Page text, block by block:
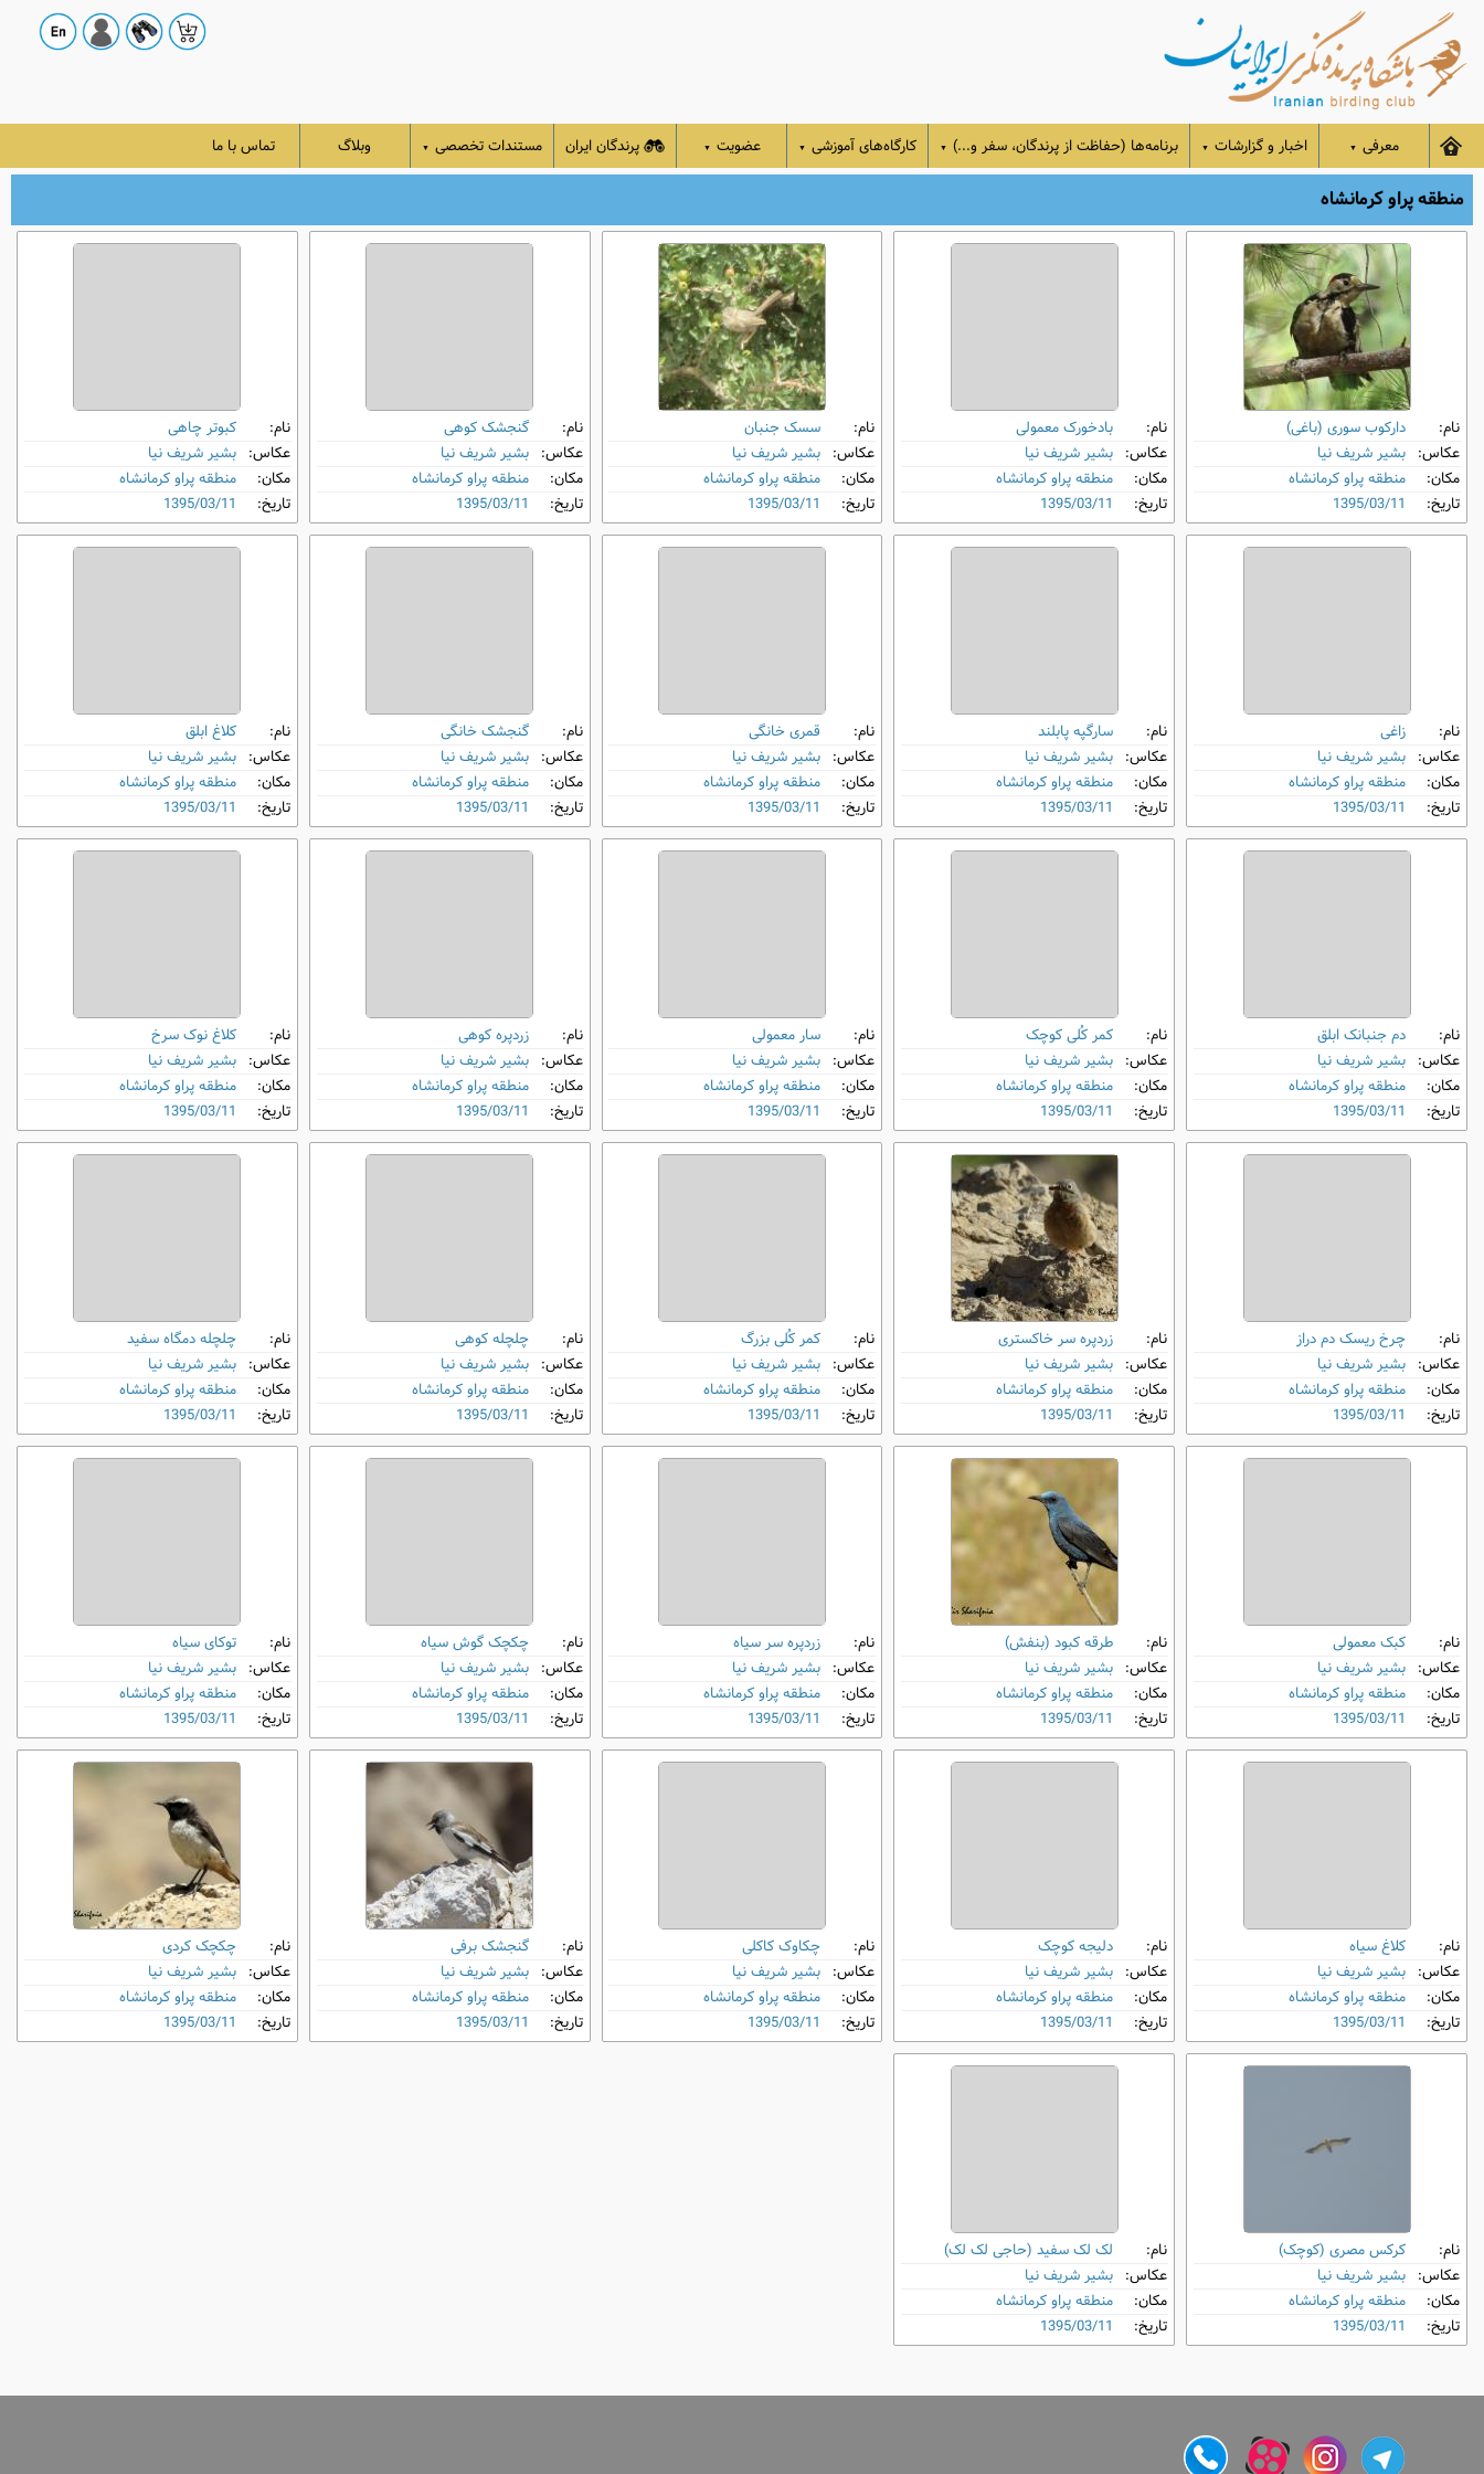
معرفی ▼ اخبار و گزارشات ▼ برنامه‌ها (حفاظت از پرندگان، سفر و...) ▼ کارگاه‌های آموزشی ▼ عضویت ▼ پرندگان ایران مستندات تخصصی ▼ وبلاگ تماس با ما
منطقه پراو کرمانشاه
نام:
دارکوب سوری (باغی)
عکاس: بشیر شریف نیا
مکان:
منطقه پراو کرمانشاه
تاریخ:
1395/03/11
نام:
بادخورک معمولی
عکاس: بشیر شریف نیا
مکان:
منطقه پراو کرمانشاه
تاریخ:
1395/03/11
نام:
سسک جنبان
عکاس: بشیر شریف نیا
مکان:
منطقه پراو کرمانشاه
تاریخ:
1395/03/11
نام:
گنجشک کوهی
عکاس: بشیر شریف نیا
مکان:
منطقه پراو کرمانشاه
تاریخ:
1395/03/11
نام:
کبوتر چاهی
عکاس: بشیر شریف نیا
مکان:
منطقه پراو کرمانشاه
تاریخ:
1395/03/11
نام:
زاغی
عکاس: بشیر شریف نیا
مکان:
منطقه پراو کرمانشاه
تاریخ:
1395/03/11
نام:
سارگپه پابلند
عکاس: بشیر شریف نیا
مکان:
منطقه پراو کرمانشاه
تاریخ:
1395/03/11
نام:
قمری خانگی
عکاس: بشیر شریف نیا
مکان:
منطقه پراو کرمانشاه
تاریخ:
1395/03/11
نام:
گنجشک خانگی
عکاس: بشیر شریف نیا
مکان:
منطقه پراو کرمانشاه
تاریخ:
1395/03/11
نام:
کلاغ ابلق
عکاس: بشیر شریف نیا
مکان:
منطقه پراو کرمانشاه
تاریخ:
1395/03/11
نام:
دم‌ جنبانک ابلق
عکاس: بشیر شریف نیا
مکان:
منطقه پراو کرمانشاه
تاریخ:
1395/03/11
نام:
کمر کُلی کوچک
عکاس: بشیر شریف نیا
مکان:
منطقه پراو کرمانشاه
تاریخ:
1395/03/11
نام:
سار معمولی
عکاس: بشیر شریف نیا
مکان:
منطقه پراو کرمانشاه
تاریخ:
1395/03/11
نام:
زردپره کوهی
عکاس: بشیر شریف نیا
مکان:
منطقه پراو کرمانشاه
تاریخ:
1395/03/11
نام:
کلاغ نوک ‌سرخ
عکاس: بشیر شریف نیا
مکان:
منطقه پراو کرمانشاه
تاریخ:
1395/03/11
نام:
چرخ‌ ریسک دم‌ دراز
عکاس: بشیر شریف نیا
مکان:
منطقه پراو کرمانشاه
تاریخ:
1395/03/11
نام:
زردپره سر خاکستری
عکاس: بشیر شریف نیا
مکان:
منطقه پراو کرمانشاه
تاریخ:
1395/03/11
نام:
کمر کُلی بزرگ
عکاس: بشیر شریف نیا
مکان:
منطقه پراو کرمانشاه
تاریخ:
1395/03/11
نام:
چلچله کوهی
عکاس: بشیر شریف نیا
مکان:
منطقه پراو کرمانشاه
تاریخ:
1395/03/11
نام:
چلچله دمگاه‌ سفید
عکاس: بشیر شریف نیا
مکان:
منطقه پراو کرمانشاه
تاریخ:
1395/03/11
نام:
کبک معمولی
عکاس: بشیر شریف نیا
مکان:
منطقه پراو کرمانشاه
تاریخ:
1395/03/11
نام:
طرقه کبود (بنفش)
عکاس: بشیر شریف نیا
مکان:
منطقه پراو کرمانشاه
تاریخ:
1395/03/11
نام:
زردپره سر سیاه
عکاس: بشیر شریف نیا
مکان:
منطقه پراو کرمانشاه
تاریخ:
1395/03/11
نام:
چکچک گوش‌ سیاه
عکاس: بشیر شریف نیا
مکان:
منطقه پراو کرمانشاه
تاریخ:
1395/03/11
نام:
توکای سیاه
عکاس: بشیر شریف نیا
مکان:
منطقه پراو کرمانشاه
تاریخ:
1395/03/11
نام:
کلاغ سیاه
عکاس: بشیر شریف نیا
مکان:
منطقه پراو کرمانشاه
تاریخ:
1395/03/11
نام:
دلیجه کوچک
عکاس: بشیر شریف نیا
مکان:
منطقه پراو کرمانشاه
تاریخ:
1395/03/11
نام:
چکاوک کاکلی
عکاس: بشیر شریف نیا
مکان:
منطقه پراو کرمانشاه
تاریخ:
1395/03/11
نام:
گنجشک برفی
عکاس: بشیر شریف نیا
مکان:
منطقه پراو کرمانشاه
تاریخ:
1395/03/11
نام:
چکچک کردی
عکاس: بشیر شریف نیا
مکان:
منطقه پراو کرمانشاه
تاریخ:
1395/03/11
نام:
کرکس مصری (کوچک)
عکاس: بشیر شریف نیا
مکان:
منطقه پراو کرمانشاه
تاریخ:
1395/03/11
نام:
لک ‌لک سفید (حاجی لک ‌لک)
عکاس: بشیر شریف نیا
مکان:
منطقه پراو کرمانشاه
تاریخ:
1395/03/11